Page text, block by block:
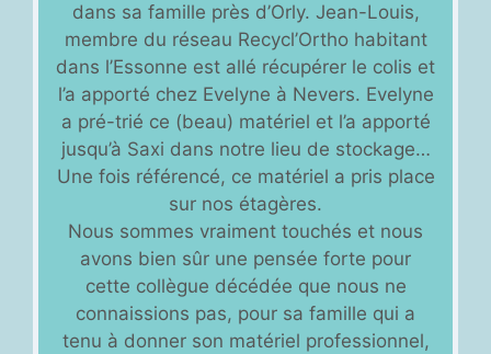
dans sa famille près d’Orly. Jean-Louis,
membre du réseau Recycl’Ortho habitant
dans l’Essonne est allé récupérer le colis et
l’a apporté chez Evelyne à Nevers. Evelyne
a pré-trié ce (beau) matériel et l’a apporté
jusqu’à Saxi dans notre lieu de stockage…
Une fois référencé, ce matériel a pris place
sur nos étagères.
Nous sommes vraiment touchés et nous
avons bien sûr une pensée forte pour
cette collègue décédée que nous ne
connaissions pas, pour sa famille qui a
tenu à donner son matériel professionnel,